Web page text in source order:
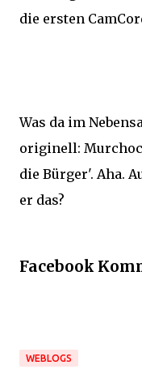
die ersten
Was da im
originell:
die Bürger'. Aha.
er das?
Facebook
WEBLOGS